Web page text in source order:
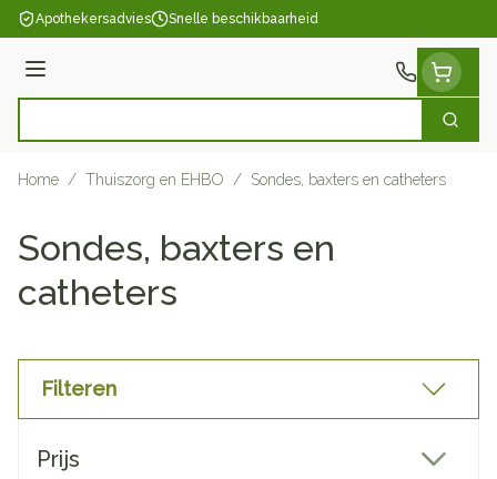
Ga naar de inhoud
Apothekersadvies Snelle beschikbaarheid
Menu
Zoek
Home / Thuiszorg en EHBO / Sondes, baxters en catheters
Sondes, baxters en
catheters
Filteren
Prijs